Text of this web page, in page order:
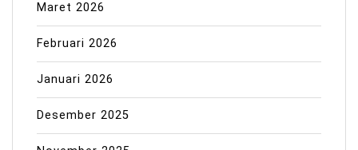
Maret 2026
Februari 2026
Januari 2026
Desember 2025